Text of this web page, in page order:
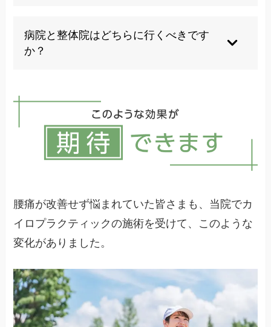
まう場合もあるので専門家に相談してください。
病院と整体院はどちらに行くべきです
か？
勧めします。とくに異常がなければ整体院なども
選択肢になります。
腰痛が改善せず悩まれていた皆さまも、当院でカ
イロプラクティックの施術を受けて、このような
変化がありました。